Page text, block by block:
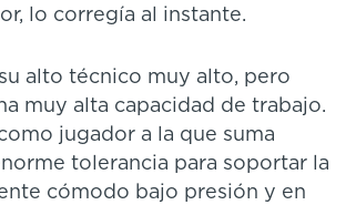
lo corregía al instante.
alto técnico muy alto, pero
muy alta capacidad de trabajo.
jugador a la que suma
tolerancia para soportar la
cómodo bajo presión y en